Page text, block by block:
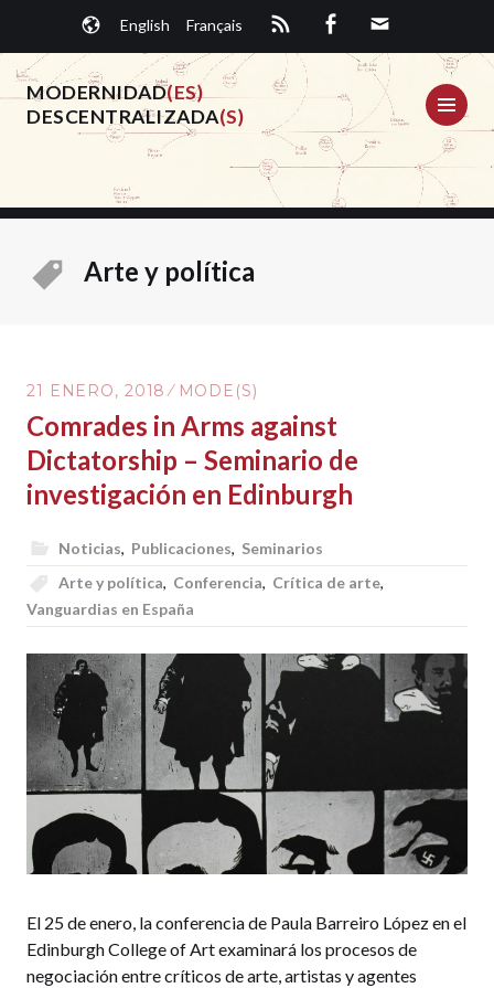
contenido.
English Français
MODERNIDAD(ES)
DESCENTRALIZADA(S)
Arte y política
21 ENERO, 2018 MODE(S)
Comrades in Arms against
Dictatorship – Seminario de
investigación en Edinburgh
Noticias, Publicaciones, Seminarios
Arte y política, Conferencia, Crítica de arte,
Vanguardias en España
El 25 de enero, la conferencia de Paula Barreiro López en el
Edinburgh College of Art examinará los procesos de
negociación entre críticos de arte, artistas y agentes